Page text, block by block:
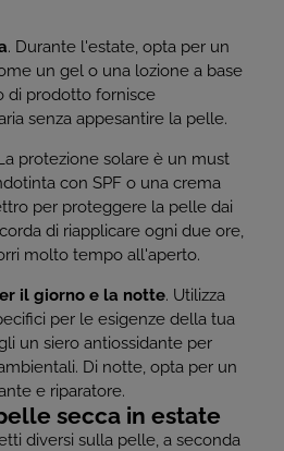
. Durante l'estate, opta per un
un gel o una lozione a base
di prodotto fornisce
senza appesantire la pelle.
protezione solare è un must
con SPF o una crema
per proteggere la pelle dai
di riapplicare ogni due ore,
molto tempo all'aperto.
il giorno e la notte. Utilizza
per le esigenze della tua
un siero antiossidante per
Di notte, opta per un
e riparatore.
secca in estate
diversi sulla pelle, a seconda